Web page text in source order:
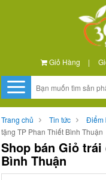
Giỏ Hàng |
Trang chủ Tin tức Điểm
tặng TP Phan Thiết Bình Thuận
Shop bán Giỏ trái
Bình Thuận